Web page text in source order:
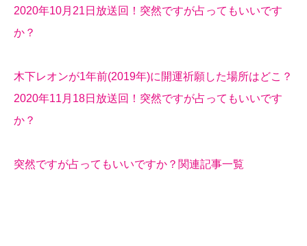
2020年10月21日放送回！突然ですが占ってもいいです
か？
木下レオンが1年前(2019年)に開運祈願した場所はどこ？
2020年11月18日放送回！突然ですが占ってもいいです
か？
突然ですが占ってもいいですか？関連記事一覧